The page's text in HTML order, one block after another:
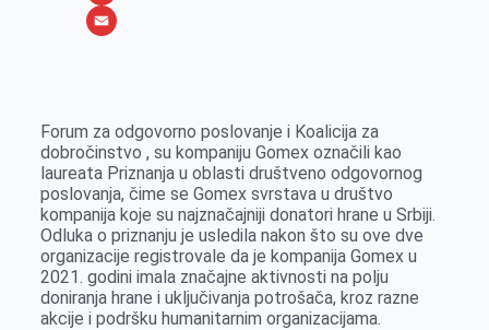
o
e
r
k
n
b
h
A
p
p
X
i
l
Forum za odgovorno poslovanje i Koalicija za
dobročinstvo , su kompaniju Gomex označili kao
laureata Priznanja u oblasti društveno odgovornog
poslovanja, čime se Gomex svrstava u društvo
kompanija koje su najznačajniji donatori hrane u Srbiji.
Odluka o priznanju je usledila nakon što su ove dve
organizacije registrovale da je kompanija Gomex u
2021. godini imala značajne aktivnosti na polju
doniranja hrane i uključivanja potrošača, kroz razne
akcije i podršku humanitarnim organizacijama.